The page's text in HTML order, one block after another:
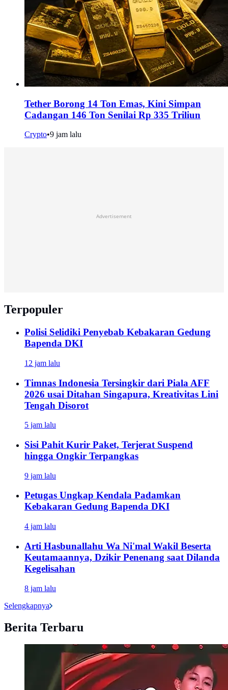
Tether Borong 14 Ton Emas, Kini Simpan
Cadangan 146 Ton Senilai Rp 335 Triliun
Crypto•9 jam lalu
Advertisement
Terpopuler
Polisi Selidiki Penyebab Kebakaran Gedung
Bapenda DKI
12 jam lalu
Timnas Indonesia Tersingkir dari Piala AFF
2026 usai Ditahan Singapura, Kreativitas Lini
Tengah Disorot
5 jam lalu
Sisi Pahit Kurir Paket, Terjerat Suspend
hingga Ongkir Terpangkas
9 jam lalu
Petugas Ungkap Kendala Padamkan
Kebakaran Gedung Bapenda DKI
4 jam lalu
Arti Hasbunallahu Wa Ni'mal Wakil Beserta
Keutamaannya, Dzikir Penenang saat Dilanda
Kegelisahan
8 jam lalu
Selengkapnya
Berita Terbaru